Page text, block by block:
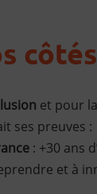
et pour
ses preuves :
: +30 ans
et à